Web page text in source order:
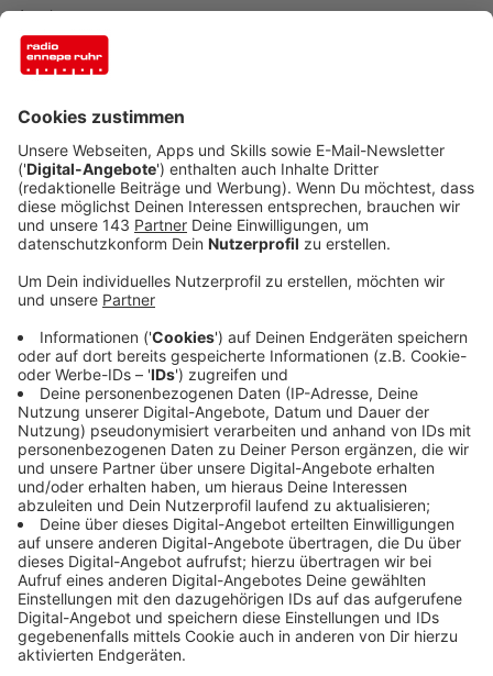
Anzeige
und Kampagnen wie die EU-Initiative
verantwortungsvolleren Umgang mit dem eigenen
Internetverhalten auf. Ein Fokus liegt dabei auf der
sogenannten digitalen Balance. Denn nach einer neuen
"Forsa"-Studie - die "Klicksafe" in Auftrag gegeben
hatte - geben rund 50 Prozent aller Jugendlichen und
30 Prozent der Eltern an, dass sie generell weniger
digitale Medien nutzen sollten, um mehr Zeit für
andere Dinge zu haben.
Durch das ständige "online sein" kämen auch
gesundheitliche Probleme mit einher. Stress sei da nur
eins von vielen Beispielen. Umfrageergebnisse aus der
aktuellen Studie zeigen nämlich folgendes: Fast jedes
vierte Kind gibt an, dass es wegen seiner Nutzung von
digitalen Medien häufig zu Streit in Familie und
Freundeskreis kommt. "Wir fühlen uns vielleicht
innerlich unruhig, wir sind unkonzentriert, wir haben
Kopfschmerzen, oder unsere sozialen Beziehungen
können darunter leiden. Der 'Safer-Internet-Day'
erinnert daran: Wie finden wir unsere digitale Balance,
wie können wir Medien sinnvoll nutzen, ohne dass wir